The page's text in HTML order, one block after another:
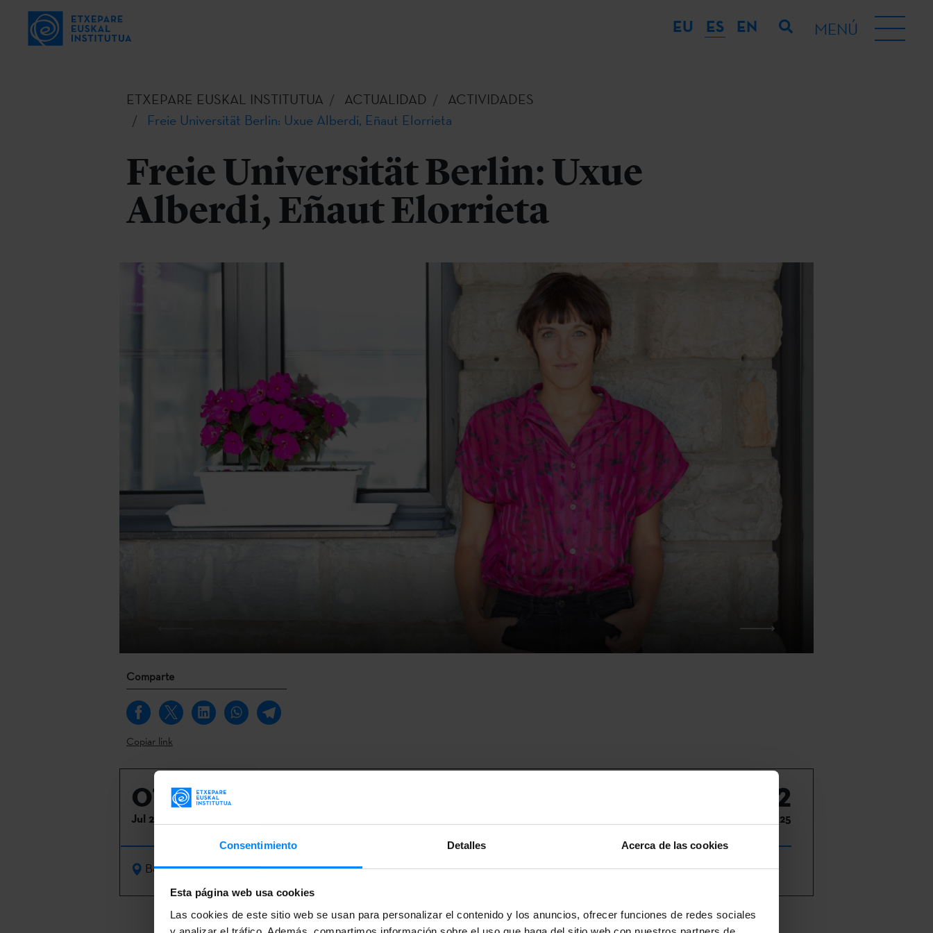
Consentimiento Detalles Acerca de las cookies
Esta página web usa cookies
Las cookies de este sitio web se usan para personalizar el contenido y los anuncios, ofrecer funciones de redes sociales
EU ES EN MENÚ
ETXEPARE EUSKAL INSTITUTUA ACTUALIDAD
ACTIVIDADES
Freie Universität Berlin: Uxue Alberdi, Eñaut Elorrieta
Freie Universität Berlin: Uxue
Alberdi, Eñaut Elorrieta
Comparte
Copiar link
01
Jul 2025
02
Jul 2025
Berlin
El lectorado de la universidadFreie Universität Berlin , organizará los días 1 y 2 de julio,